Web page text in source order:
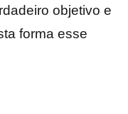
objetivo e
forma esse